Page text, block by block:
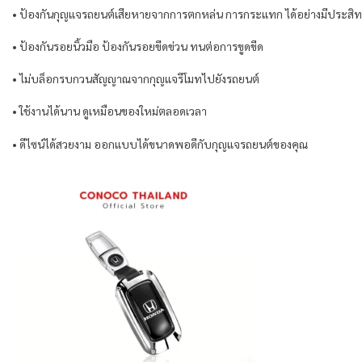
• ป้องกันกุญแจรถยนต์เสียหายจากการตกหล่น การกระแทก ได้อย่างมีประสิ
• ป้องกันรอยนิ้วมือ ป้องกันรอยขีดข่วน ทนต่อการขูดขีด
• ไม่บล็อกรบกวนสัญญาณจากกุญแจรีโมทไปยังรถยนต์
• ใช้งานได้นาน ดูเหมือนของใหม่ตลอดเวลา
• ดีไซน์ได้สวยงาม ออกแบบได้ขนาดพอดีกับกุญแจรถยนต์ของคุณ